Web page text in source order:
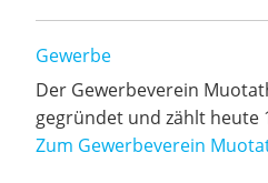
Gewerbe
Der Gewerbeverein
gegründet und zählt heute
Zum Gewerbeverein